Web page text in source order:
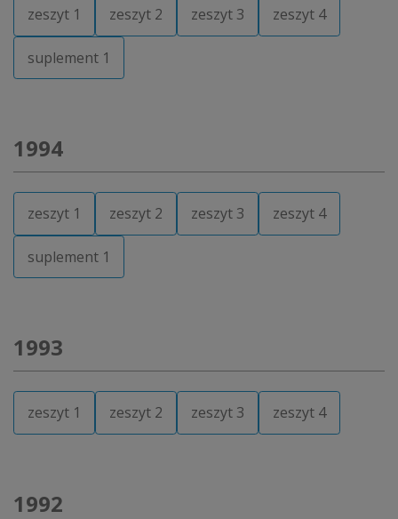
zeszyt 1 zeszyt 2 zeszyt 3 zeszyt 4
suplement 1
1994
zeszyt 1 zeszyt 2 zeszyt 3 zeszyt 4
suplement 1
1993
zeszyt 1 zeszyt 2 zeszyt 3 zeszyt 4
1992